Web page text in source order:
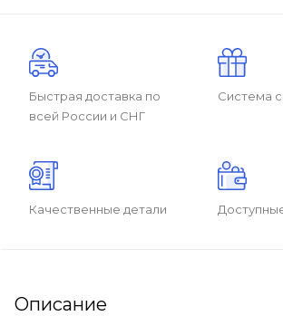
Быстрая доставка по
всей России и СНГ
Система
Качественные детали
Описание